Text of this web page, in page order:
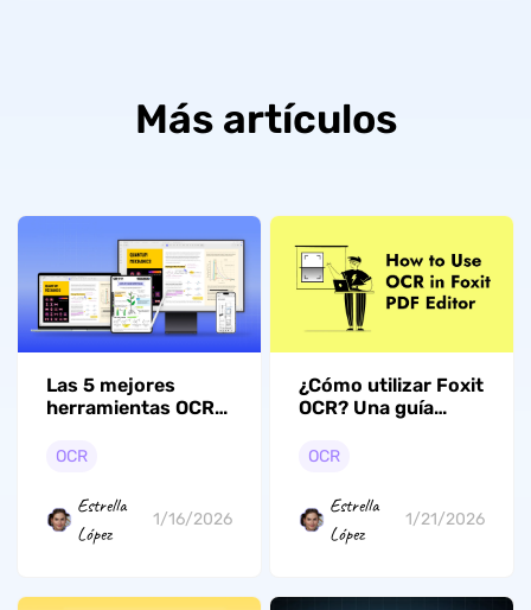
Más artículos
Las 5 mejores
herramientas OCR
te puedes perder
OCR
Estrella
López
1/16/2026
¿Cómo utilizar Foxit
OCR? Una guía
paso
OCR
Estrella
López
1/21/2026